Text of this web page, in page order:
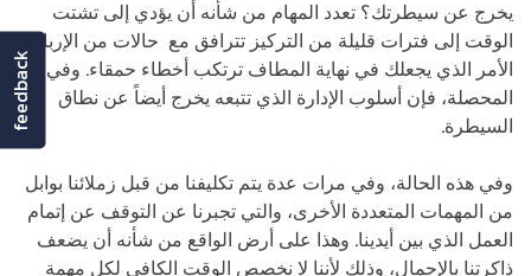
يخرج عن سيطرتك؟ تعدد المهام من شأنه أن يؤدي إلى تشتت
الوقت إلى فترات قليلة من التركيز تترافق مع حالات من الإرباك،
الأمر الذي يجعلك في نهاية المطاف ترتكب أخطاء حمقاء. وفي
المحصلة، فإن أسلوب الإدارة الذي تتبعه يخرج أيضاً عن نطاق
السيطرة.
وفي هذه الحالة، وفي مرات عدة يتم تكليفنا من قبل زملائنا بوابل
من المهمات المتعددة الأخرى، والتي تجبرنا عن التوقف عن إتمام
العمل الذي بين أيدينا. وهذا على أرض الواقع من شأنه أن يضعف
ذاكرتنا بالإجمال، وذلك لأننا لا نخصص الوقت الكافي لكل مهمة
feedback